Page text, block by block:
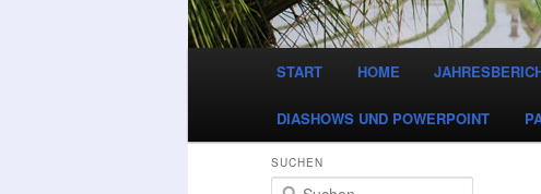
ZUM
INHALT
WECHSELN
ZUM
SEKUNDÄREN
INHALT
START HOME
DIASHOWS UND POWERPOINT
SUCHEN